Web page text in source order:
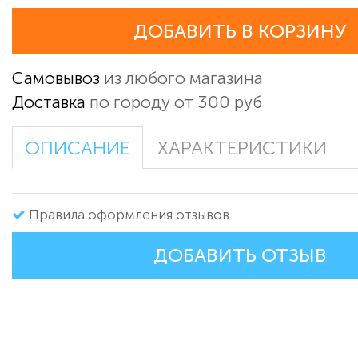
ДОБАВИТЬ В КОРЗИНУ
Самовывоз из любого магазина
Доставка по городу от 300 руб
ОПИСАНИЕ ХАРАКТЕРИСТИКИ
Правила оформления отзывов
ДОБАВИТЬ ОТЗЫВ